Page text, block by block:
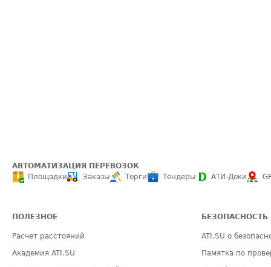
АВТОМАТИЗАЦИЯ ПЕРЕВОЗОК
Площадки
Заказы Торги Тендеры АТИ-Доки
ПОЛЕЗНОЕ
Расчет расстояний
Академия ATI.SU
БЕЗОПАСНОСТЬ
ATI.SU о
Памятка по